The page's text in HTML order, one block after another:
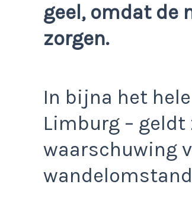
geel, omdat de
zorgen.
In bijna het
Limburg –
waarschuwing